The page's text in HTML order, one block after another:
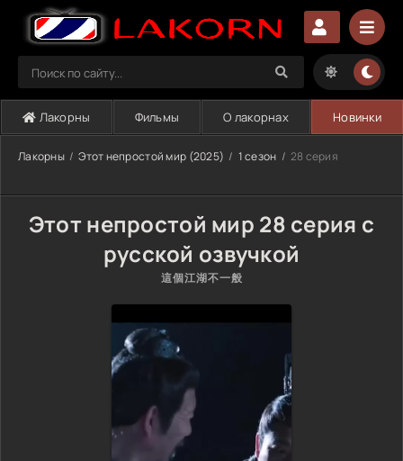
Лакорны Фильмы О лакорнах Новинки
Лакорны Этот непростой мир (2025) 1 сезон 28 серия
Этот непростой мир 28 серия с
русской озвучкой
這個江湖不一般